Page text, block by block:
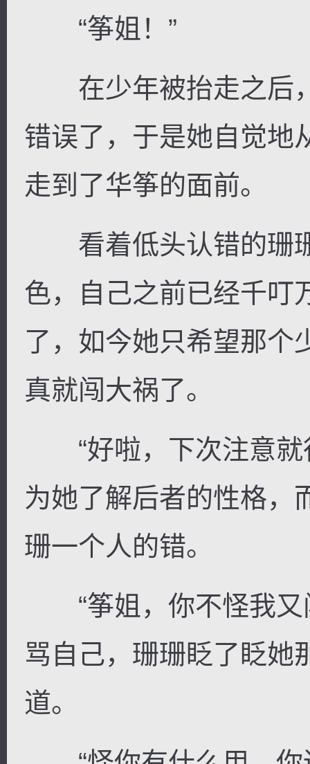
“筝姐！”
在少年被抬走之后
错误了，于是她自觉地
走到了华筝的面前。
看着低头认错的珊
色，自己之前已经千叮
了，如今她只希望那个
真就闯大祸了。
“好啦，下次注意就
为她了解后者的性格，
珊一个人的错。
“筝姐，你不怪我又
骂自己，珊珊眨了眨她
道。